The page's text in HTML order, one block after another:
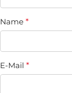
Name *
E-Mail *